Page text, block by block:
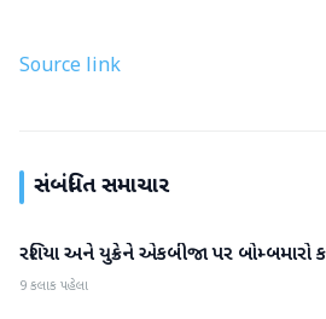
Source link
સંબંધિત સમાચાર
આંતરરાષ્ટ્રીય
9 કલાક પહેલા